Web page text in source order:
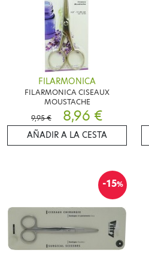
FILARMONICA
FILARMONICA CISEAUX
MOUSTACHE
9,95 €
8,96 €
AÑADIR A LA CESTA
-15%